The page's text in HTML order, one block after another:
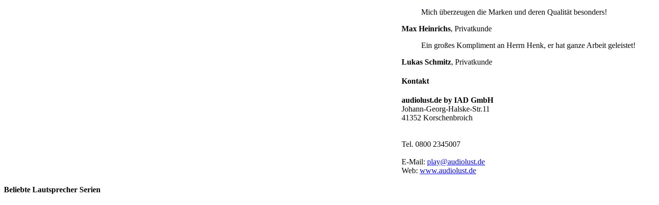
Mich überzeugen die Marken und deren Qualität besonders!
Max Heinrichs, Privatkunde
Ein großes Kompliment an Herrn Henk, er hat ganze Arbeit geleistet!
Lukas Schmitz, Privatkunde
Kontakt
audiolust.de by IAD GmbH
Johann-Georg-Halske-Str.11
41352 Korschenbroich
Tel. 0800 2345007
E-Mail: play@audiolust.de
Web: www.audiolust.de
Beliebte Lautsprecher Serien